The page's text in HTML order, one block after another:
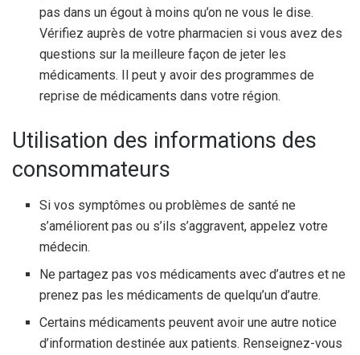
pas dans un égout à moins qu’on ne vous le dise.
Vérifiez auprès de votre pharmacien si vous avez des
questions sur la meilleure façon de jeter les
médicaments. Il peut y avoir des programmes de
reprise de médicaments dans votre région.
Utilisation des informations des
consommateurs
Si vos symptômes ou problèmes de santé ne
s’améliorent pas ou s’ils s’aggravent, appelez votre
médecin.
Ne partagez pas vos médicaments avec d’autres et ne
prenez pas les médicaments de quelqu’un d’autre.
Certains médicaments peuvent avoir une autre notice
d’information destinée aux patients. Renseignez-vous